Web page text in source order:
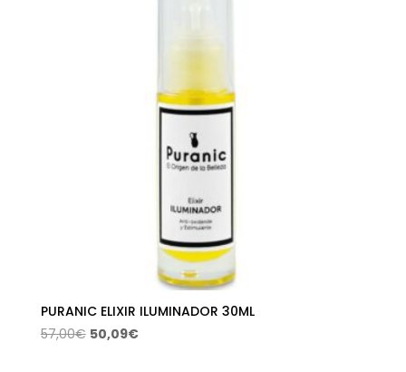
PURANIC ELIXIR ILUMINADOR 30ML
57,00€ El
50,09€El